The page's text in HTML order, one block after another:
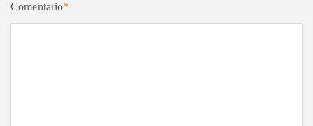
Comentario*